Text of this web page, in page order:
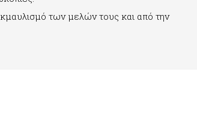
των μελών τους και από την